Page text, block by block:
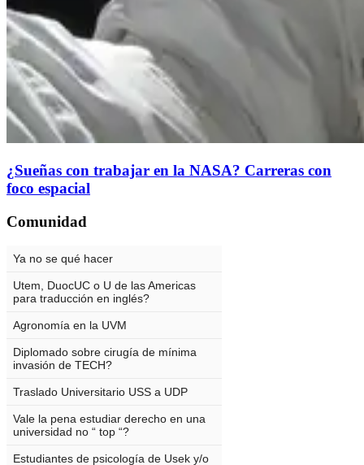
¿Sueñas con trabajar en la NASA? Carreras con
foco espacial
Comunidad